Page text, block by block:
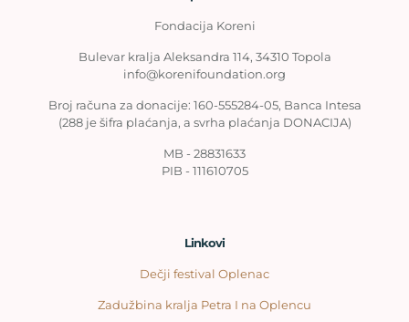
Fondacija Koreni
Bulevar kralja Aleksandra 114, 34310 Topola
info@korenifoundation.org
Broj računa za donacije: 160-555284-05, Banca Intesa
(288 je šifra plaćanja, a svrha plaćanja DONACIJA)
MB - 28831633
PIB - 111610705
Linkovi
Dečji festival Oplenac
Zadužbina kralja Petra I na Oplencu